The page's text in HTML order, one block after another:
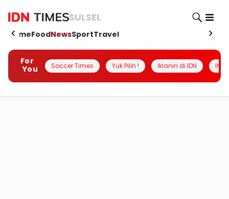
SULSEL
HomeFoodNewsSportTravel
For
You
Soccer Times Yuk Pilih ! Iklanin di IDN